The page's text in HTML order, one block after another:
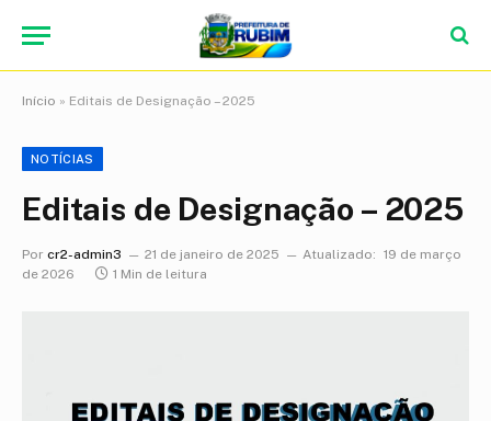
Início » Editais de Designação – 2025
NOTÍCIAS
Editais de Designação – 2025
Por cr2-admin3 21 de janeiro de 2025 Atualizado: 19 de março
de 2026
1 Min de leitura